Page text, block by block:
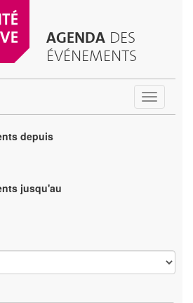
AGENDA DES
ÉVÉNEMENTS
Toggle
depuis
jusqu'au